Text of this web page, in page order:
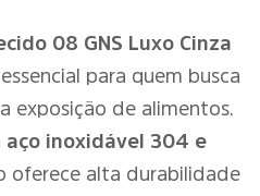
08 GNS Luxo Cinza
para quem busca
exposição de alimentos.
aço inoxidável 304 e
oferece alta durabilidade